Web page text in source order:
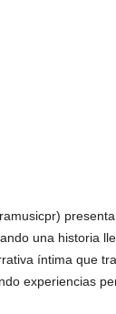
una historia
íntima que
experiencias